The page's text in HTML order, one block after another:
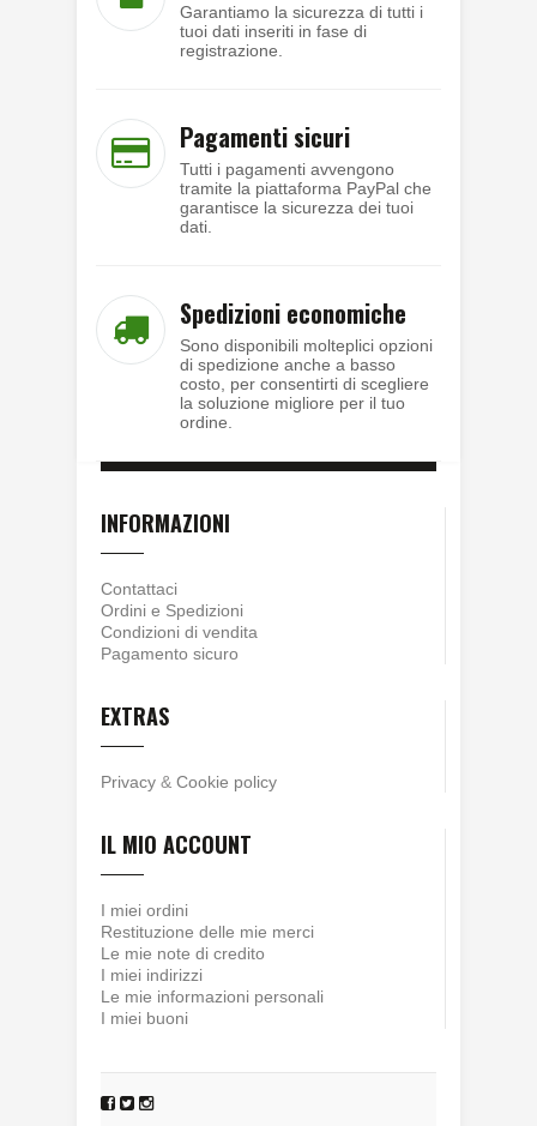
Garantiamo la sicurezza di tutti i
tuoi dati inseriti in fase di
registrazione.
Pagamenti sicuri
Tutti i pagamenti avvengono
tramite la piattaforma PayPal che
garantisce la sicurezza dei tuoi
dati.
Spedizioni economiche
Sono disponibili molteplici opzioni
di spedizione anche a basso
costo, per consentirti di scegliere
la soluzione migliore per il tuo
ordine.
INFORMAZIONI
Contattaci
Ordini e Spedizioni
Condizioni di vendita
Pagamento sicuro
EXTRAS
Privacy & Cookie policy
IL MIO ACCOUNT
I miei ordini
Restituzione delle mie merci
Le mie note di credito
I miei indirizzi
Le mie informazioni personali
I miei buoni